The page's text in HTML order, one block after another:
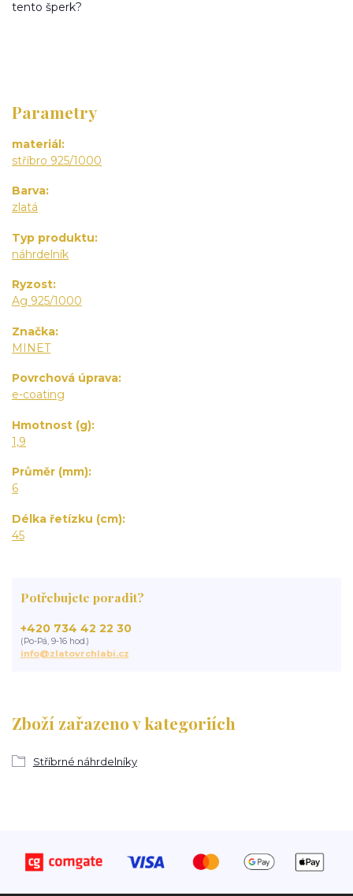
tento šperk?
Parametry
materiál
stříbro 925/1000
Barva
zlatá
Typ produktu
náhrdelník
Ryzost
Ag 925/1000
Značka
MINET
Povrchová úprava
e-coating
Hmotnost (g)
1,9
Průměr (mm)
6
Délka řetízku (cm)
45
Zboží zařazeno v kategoriích
Stříbrné náhrdelníky
Potřebujete poradit?
+420 734 42 22 30
(Po-Pá, 9-16 hod.)
info@zlatovrchlabi.cz